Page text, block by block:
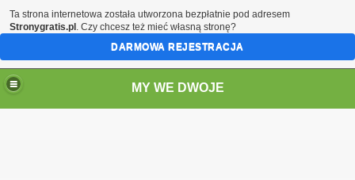
MY WE DWOJE
Ta strona internetowa została utworzona bezpłatnie pod adresem
Stronygratis.pl . Czy chcesz też mieć własną stronę?
DARMOWA REJESTRACJA